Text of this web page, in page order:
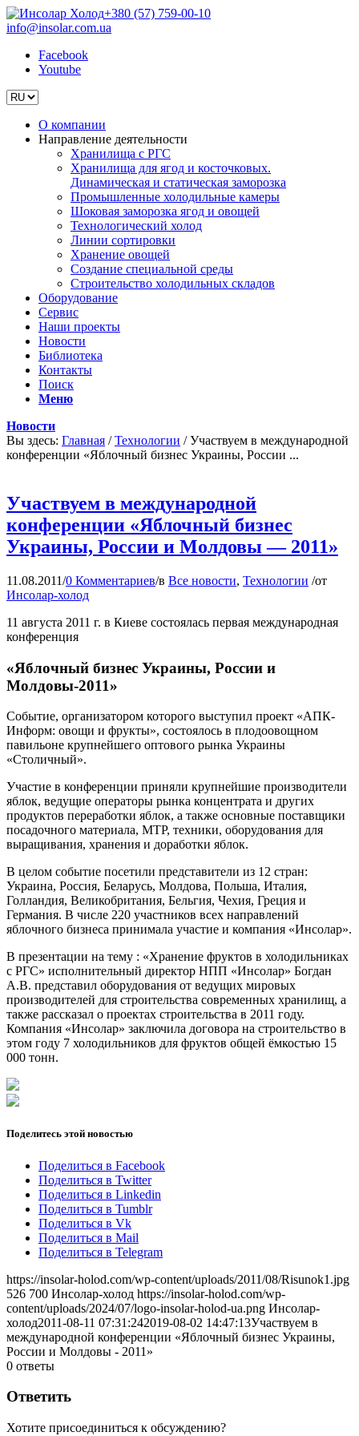
+380 (57) 759-00-10
info@insolar.com.ua
Facebook
Youtube
О компании
Направление деятельности
Хранилища с РГС
Хранилища для ягод и косточковых.
Динамическая и статическая заморозка
Промышленные холодильные камеры
Шоковая заморозка ягод и овощей
Технологический холод
Линии сортировки
Хранение овощей
Создание специальной среды
Строительство холодильных складов
Оборудование
Сервис
Наши проекты
Новости
Библиотека
Контакты
Поиск
Меню
Новости
Вы здесь: Главная / Технологии / Участвуем в международной
конференции «Яблочный бизнес Украины, России ...
Участвуем в международной
конференции «Яблочный бизнес
Украины, России и Молдовы — 2011»
11.08.2011/0 Комментариев/в Все новости, Технологии /от
Инсолар-холод
11 августа 2011 г. в Киеве состоялась первая международная
конференция
«Яблочный бизнес Украины, России и
Молдовы-2011»
Событие, организатором которого выступил проект «АПК-
Информ: овощи и фрукты», состоялось в плодоовощном
павильоне крупнейшего оптового рынка Украины
«Столичный».
Участие в конференции приняли крупнейшие производители
яблок, ведущие операторы рынка концентрата и других
продуктов переработки яблок, а также основные поставщики
посадочного материала, МТР, техники, оборудования для
выращивания, хранения и доработки яблок.
В целом событие посетили представители из 12 стран:
Украина, Россия, Беларусь, Молдова, Польша, Италия,
Голландия, Великобритания, Бельгия, Чехия, Греция и
Германия. В числе 220 участников всех направлений
яблочного бизнеса принимала участие и компания «Инсолар».
В презентации на тему : «Хранение фруктов в холодильниках
с РГС» исполнительный директор НПП «Инсолар» Богдан
А.В. представил оборудования от ведущих мировых
производителей для строительства современных хранилищ, а
также рассказал о проектах строительства в 2011 году.
Компания «Инсолар» заключила договора на строительство в
этом году 7 холодильников для фруктов общей ёмкостью 15
000 тонн.
Поделитесь этой новостью
Поделиться в Facebook
Поделиться в Twitter
Поделиться в Linkedin
Поделиться в Tumblr
Поделиться в Vk
Поделиться в Mail
Поделиться в Telegram
https://insolar-holod.com/wp-content/uploads/2011/08/Risunok1.jpg
526 700 Инсолар-холод https://insolar-holod.com/wp-
content/uploads/2024/07/logo-insolar-holod-ua.png Инсолар-
холод2011-08-11 07:31:242019-08-02 14:47:13Участвуем в
международной конференции «Яблочный бизнес Украины,
России и Молдовы - 2011»
0 ответы
Ответить
Хотите присоединиться к обсуждению?